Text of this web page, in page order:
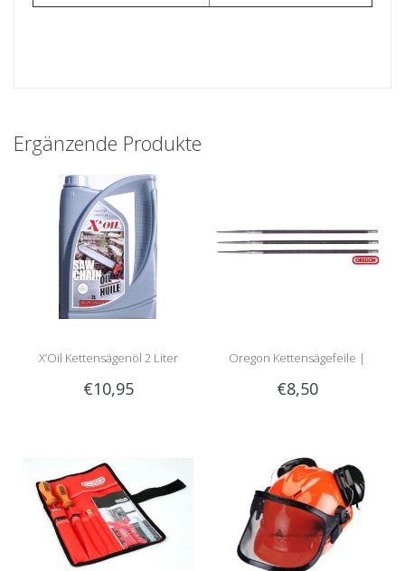
Ergänzende Produkte
X’Oil Kettensägenöl 2 Liter
€10,95
Oregon Kettensägefeile |
Rundfeile
€8,50